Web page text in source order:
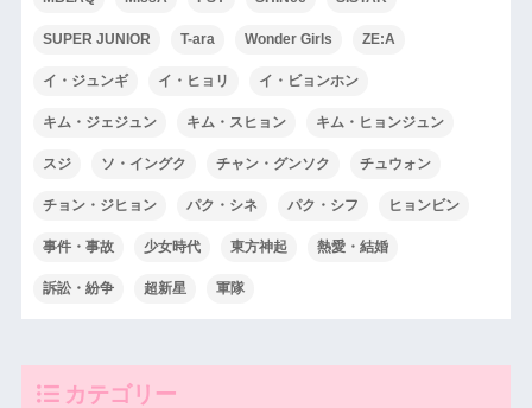
SUPER JUNIOR T-ara Wonder Girls ZE:A
イ・ジュンギ イ・ヒョリ イ・ビョンホン
キム・ジェジュン キム・スヒョン キム・ヒョンジュン
スジ ソ・イングク チャン・グンソク チュウォン
チョン・ジヒョン パク・シネ パク・シフ ヒョンビン
事件・事故 少女時代 東方神起 熱愛・結婚
訴訟・紛争 超新星 軍隊
カテゴリー